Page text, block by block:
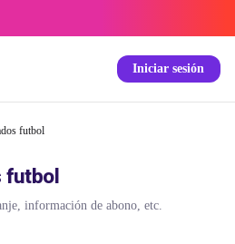
Iniciar sesión
futbol
futbol
información de abono, etc.